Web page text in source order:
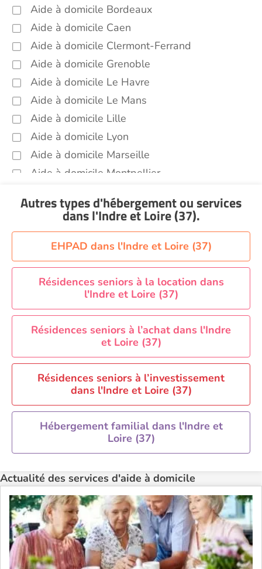
Voir toutes les aides à domicile dans l'Indre et
Loire (37)
Aide à domicile Bordeaux
Aide à domicile Caen
Aide à domicile Clermont-Ferrand
Aide à domicile Grenoble
Aide à domicile Le Havre
Aide à domicile Le Mans
Aide à domicile Lille
Aide à domicile Lyon
Aide à domicile Marseille
Aide à domicile Montpellier
Aide à domicile Nice
Aide à domicile Orléans
Aide à domicile Paris
Aide à domicile Perpignan
Aide à domicile Rennes
Aide à domicile Saint-Etienne
Aide à domicile Toulouse
Recherche par ville
Autres types d'hébergement ou services
dans l'Indre et Loire (37).
EHPAD dans l'Indre et Loire (37)
Résidences seniors à la location dans
l'Indre et Loire (37)
Résidences seniors à l’achat dans l'Indre
et Loire (37)
Résidences seniors à l’investissement
dans l'Indre et Loire (37)
Hébergement familial dans l'Indre et
Loire (37)
Actualité des services d'aide à domicile